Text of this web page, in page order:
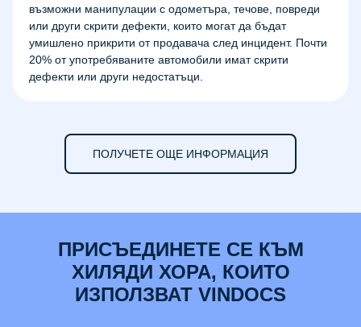
възможни манипулации с одометъра, течове, повреди
или други скрити дефекти, които могат да бъдат
умишлено прикрити от продавача след инцидент. Почти
20% от употребяваните автомобили имат скрити
дефекти или други недостатъци.
ПОЛУЧЕТЕ ОЩЕ ИНФОРМАЦИЯ
ПРИСЪЕДИНЕТЕ СЕ КЪМ
ХИЛЯДИ ХОРА, КОИТО
ИЗПОЛЗВАТ VINDOCS